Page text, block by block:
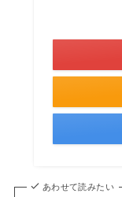
あわせて読みたい